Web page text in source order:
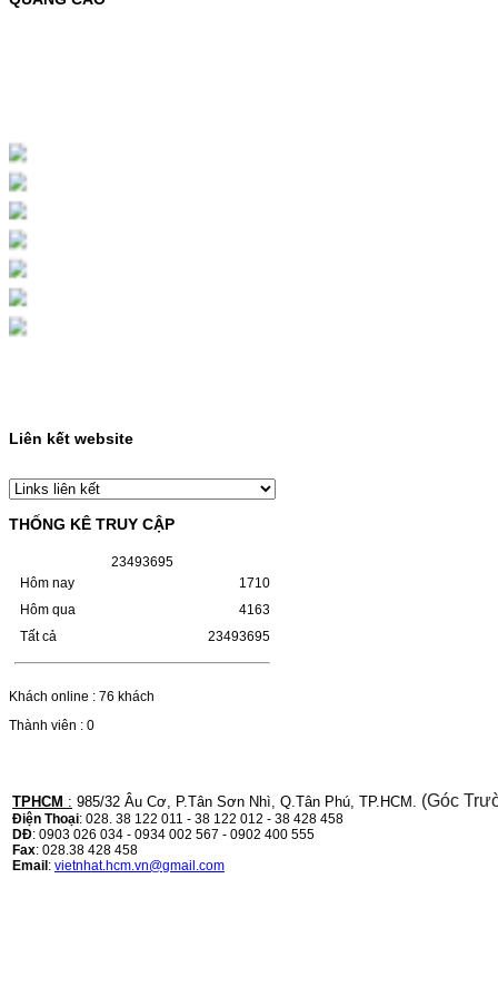
Chọn mua
HỘP MỰC MÀU SAMSUNG
CLT-403S CHO DÒNG MÁY
SL-C435/C436
HỘP MỰC MÀU SAMSUNG CLT-403S CHO
DÒNG MÁY SL-C435/C436MÃ HỘP MỰC:-
Samsung CLT-403S- Loại mực: Mực in laser
màuSỬ DỤNG CHO MÁY IN:- Samsung SL-
HỘP MỰC HP 110A
(W1110A) CHO DÒNG MÁY
LBP 243/MF 461DW
HỘP MỰC HP 110A (W1110A) CHO DÒNG
MÁY LBP 243/MF 461DWMÃ HỘP MỰC:-
Hộp mực HP 110A (W1110A)- Loại mực:
Mực in laser trắng đenSỬ DỤNG CHO MÁY
IN:- HP…
243/MF 461DW
HỘP MỰC CANON CRG-070 CHO DÒNG
MÁY LBP 243/MF 461DW MÃ HỘP MỰC:–
Hộp mực Canon CRG-070– Loại mực: Mực
in laser trắng đenSỬ DỤNG CHO MÁY IN:–
Liên kết website
THỐNG KÊ TRUY CẬP
23493695
Hôm nay
Hôm qua
Tất cả
1710
4163
23493695
Khách online : 76 khách
Thành viên : 0
TPHCM : 985/32 Âu Cơ, P.Tân Sơn Nhì, Q.Tân Phú, TP.HCM. (Góc
Điện Thoại: 028. 38 122 011 - 38 122 012 - 38 428 458
DĐ: 0903 026 034 - 0934 002 567 - 0902 400 555
Fax: 028.38 428 458
Email: vietnhat.hcm.vn@gmail.com